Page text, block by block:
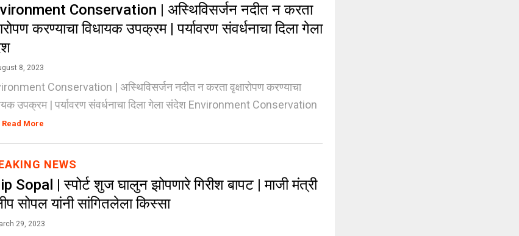
Conservation | अस्थिविसर्जन नदीत न करता
करण्याचा विधायक उपक्रम | पर्यावरण संवर्धनाचा दिला गेला
8, 2023
Conservation | अस्थिविसर्जन नदीत न करता वृक्षारोपण करण्याचा
उपक्रम | पर्यावरण संवर्धनाचा दिला गेला संदेश Environment Conservation
Read More
NEWS
Sopal | स्पोर्ट शुज घालुन झोपणारे गिरीश बापट | माजी मंत्री
सोपल यांनी सांगितलेला किस्सा
29, 2023